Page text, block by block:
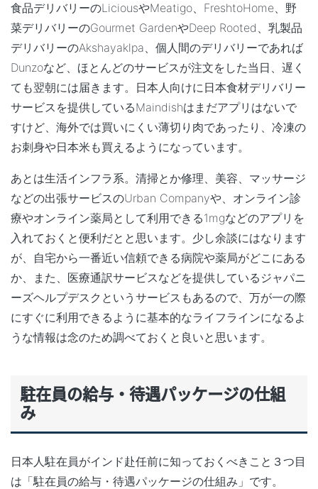
食品デリバリーのLiciousやMeatigo、FreshtoHome、野
菜デリバリーのGourmet GardenやDeep Rooted、乳製品
デリバリーのAkshayaklpa、個人間のデリバリーであれば
Dunzoなど、ほとんどのサービスが注文をした当日、遅く
ても翌朝には届きます。日本人向けに日本食材デリバリー
サービスを提供しているMaindishはまだアプリはないで
すけど、海外では買いにくい薄切り肉であったり、冷凍の
お刺身や日本米も買えるようになっています。
あとは生活インフラ系。清掃とか修理、美容、マッサージ
などの出張サービスのUrban Companyや、オンライン診
療やオンライン薬局として利用できる1mgなどのアプリを
入れておくと便利だとと思います。少し余談にはなります
が、自宅から一番近い信頼できる病院や薬局がどこにある
か、また、医療通訳サービスなどを提供しているジャパニ
ーズヘルプデスクというサービスもあるので、万が一の際
にすぐに利用できるように基本的なライフラインになるよ
うな情報は念のため調べておくと良いと思います。
駐在員の給与・待遇パッケージの仕組
み
日本人駐在員がインド赴任前に知っておくべきこと３つ目
は「駐在員の給与・待遇パッケージの仕組み」です。